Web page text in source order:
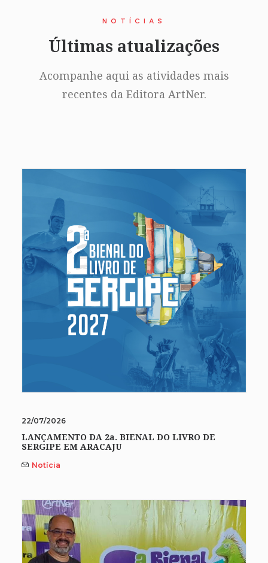
NOTÍCIAS
Últimas atualizações
Acompanhe aqui as atividades mais
recentes da Editora ArtNer.
22/07/2026
LANÇAMENTO DA 2a. BIENAL DO LIVRO DE
SERGIPE EM ARACAJU
Notícia